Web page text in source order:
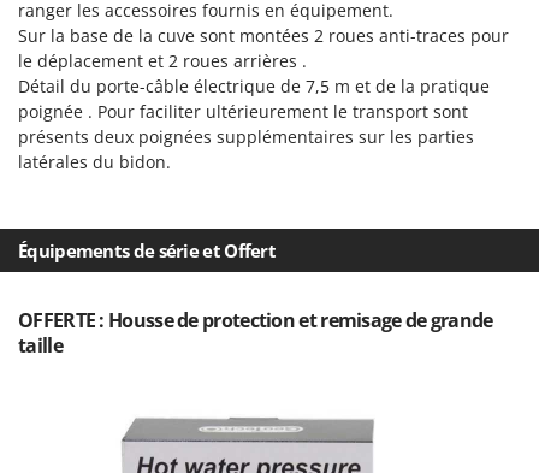
Scies alternatives à batterie
Scies de jardin télescopiques
Sécateurs électriques à batterie
Sécateurs et Échenilloirs manuels
Sécateurs pneumatiques
Socs pour tracteur
Souffleurs aspirateurs pour Feuilles
Soufreuses - Poudreuses pour tracteur
Taille-haies à bras pour tracteur
Intex
Italyco
ITM
J JOLLY ITALIA
K
KAAZ
Karcher
Kemper
KitchenAid
ranger les accessoires fournis en équipement.
Sur la base de la cuve sont montées 2 roues anti-traces pour
le déplacement et 2 roues arrières .
Détail du porte-câble électrique de 7,5 m et de la pratique
poignée . Pour faciliter ultérieurement le transport sont
présents deux poignées supplémentaires sur les parties
latérales du bidon.
Équipements de série et Offert
OFFERTE : Housse de protection et remisage de grande
taille